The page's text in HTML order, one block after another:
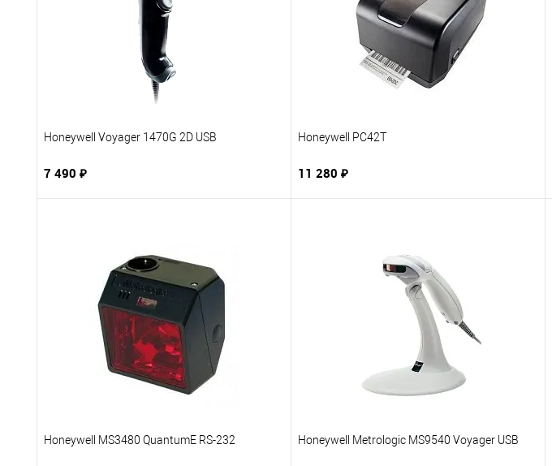
Honeywell Voyager 1470G 2D USB
7 490 ₽
Купить в 1 клик
К сравнению
В избранное
Под заказ
Honeywell PC42T
11 280 ₽
Купить в 1 клик
Под заказ
Honeywell MS3480 QuantumE RS-232 Honeywell Metrologic MS9540 Voyager USB